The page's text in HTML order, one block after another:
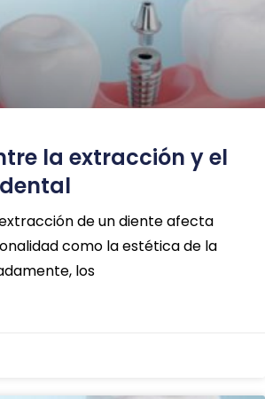
la extracción y el
de un diente afecta
como la estética de la
los